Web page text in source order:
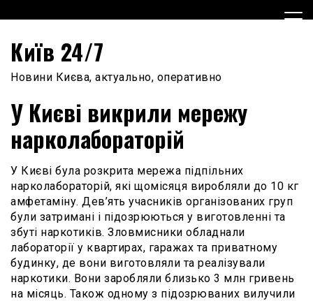
to
Київ 24/7
Новини Києва, актуально, оперативно
У Києві викрили мережу
нарколабораторій
У Києві була розкрита мережа підпільних
нарколабораторій, які щомісяця виробляли до 10 кг
амфетаміну. Дев’ять учасників організованих груп
були затримані і підозрюються у виготовленні та
збуті наркотиків. Зловмисники обладнали
лабораторії у квартирах, гаражах та приватному
будинку, де вони виготовляли та реалізували
наркотики. Вони заробляли близько 3 млн гривень
на місяць. Також одному з підозрюваних вилучили